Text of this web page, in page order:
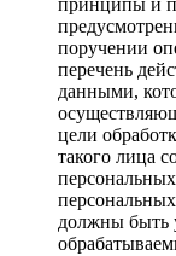
поручении
перечень
данными,
цели
такого лица
должны быть